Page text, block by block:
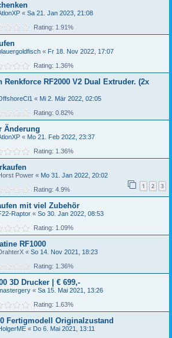
« Sa 21. Jan 2023, 21:08
Rating: 1.91%
« Fr 18. Nov 2022, 17:07
Rating: 1.36%
Renkforce RF2000 V2 Dual Extruder. (2x
« Mi 2. Mär 2022, 02:05
Rating: 0.82%
Änderung
« Mo 21. Feb 2022, 23:37
Rating: 1.36%
Power « Mo 31. Jan 2022, 20:02
1 2 3
Rating: 4.9%
mit viel Zubehör
Raptor « So 30. Jan 2022, 08:53
Rating: 1.09%
RF1000
« So 14. Nov 2021, 18:23
Rating: 1.36%
3D Drucker | € 699,-
« Sa 15. Mai 2021, 13:26
Rating: 1.63%
Fertigmodell Originalzustand
« Do 6. Mai 2021, 13:11